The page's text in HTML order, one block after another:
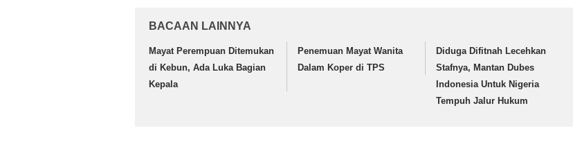
BACAAN LAINNYA
Mayat Perempuan Ditemukan
di Kebun, Ada Luka Bagian
Kepala
Penemuan Mayat Wanita
Dalam Koper di TPS
Diduga Difitnah Lecehkan
Stafnya, Mantan Dubes
Indonesia Untuk Nigeria
Tempuh Jalur Hukum